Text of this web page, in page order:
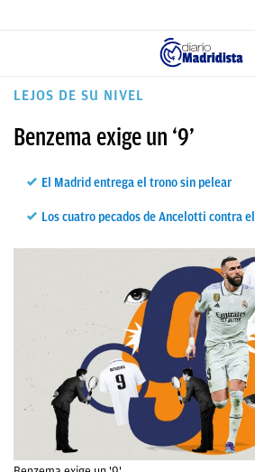
ÚLTIMAS
MADRID
BALONCESTO
DIRECTO
FEMENINO
PAPARAZZI
OKDIARIO
LEJOS DE SU NIVEL
Benzema exige un ‘9’
El Madrid entrega el trono sin pelear
Los cuatro pecados de Ancelotti contra